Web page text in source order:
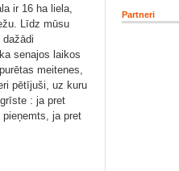
ir 16 ha liela,
Līdz mūsu
senajos laikos
meitenes,
pētījuši, uz kuru
: ja pret
pieņemts, ja pret
Partneri